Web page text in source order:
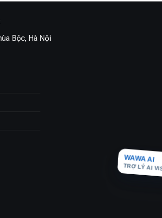
WAWA AI
TRỢ LÝ AI VISA
Bộc, Hà Nội